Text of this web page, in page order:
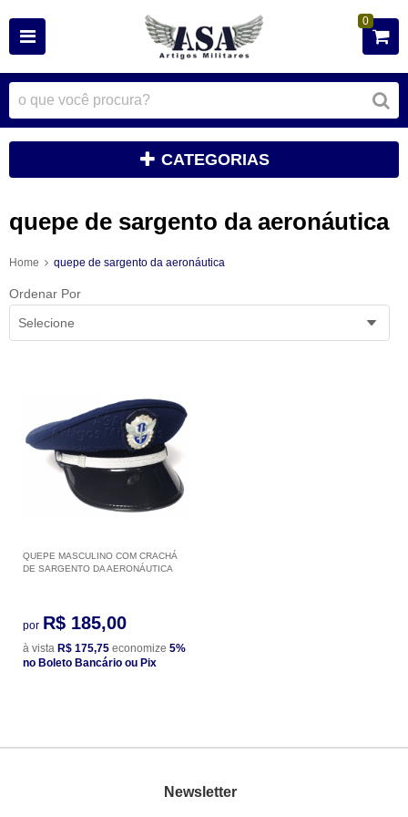
0
CATEGORIAS
quepe de sargento da aeronáutica
Home quepe de sargento da aeronáutica
Ordenar Por
Selecione
QUEPE MASCULINO COM CRACHÁ
DE SARGENTO DA AERONÁUTICA
por R$ 185,00
à vista R$ 175,75 economize 5%
no Boleto Bancário ou Pix
Newsletter